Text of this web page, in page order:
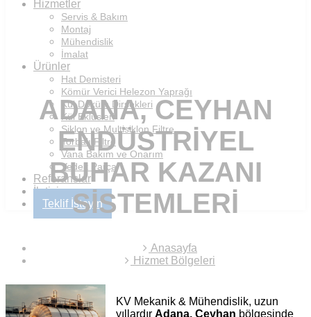
Hizmetler
Servis & Bakım
Montaj
Mühendislik
İmalat
Ürünler
Hat Demisteri
Kömür Verici Helezon Yaprağı
Kül Döküm Dirsekleri
Kül Eklüsleri
Siklon ve Multisiklon Filtre
Torbalı Filtre
Vana Bakım ve Onarım
Yedek Parça
Referanslar
İletişim
Teklif İsteyin
ADANA, CEYHAN
ENDÜSTRIYEL
BUHAR KAZANI
SISTEMLERI
Anasayfa
Hizmet Bölgeleri
KV Mekanik & Mühendislik, uzun
yıllardırAdana, Ceyhan bölgesinde